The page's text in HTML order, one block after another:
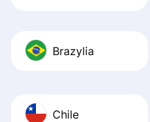
Brazylia
Chile